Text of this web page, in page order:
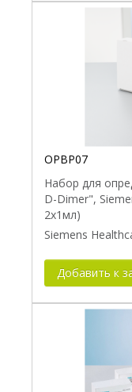
OPBP07
Набор для
D-Dimer",
2x1мл)
Siemens
Добавить к